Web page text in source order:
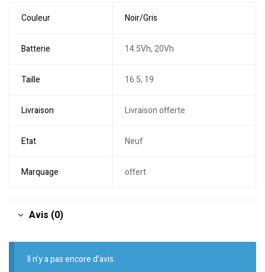
Couleur Noir/Gris
Batterie 14.5Vh, 20Vh
Taille 16.5, 19
Livraison Livraison offerte
Etat Neuf
Marquage offert
Avis (0)
Il n’y a pas encore d’avis.